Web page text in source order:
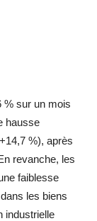
% sur un mois
hausse
%), après
revanche, les
faiblesse
les biens
industrielle